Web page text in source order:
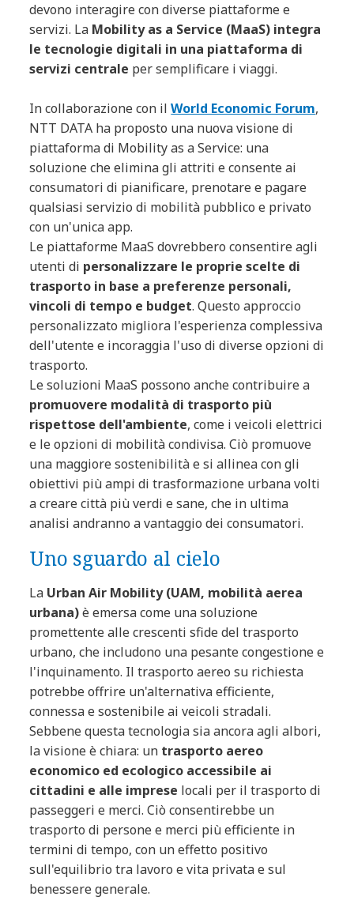
devono interagire con diverse piattaforme e
servizi. La Mobility as a Service (MaaS) integra
le tecnologie digitali in una piattaforma di
servizi centrale per semplificare i viaggi.
In collaborazione con ilWorld Economic Forum,
NTT DATA ha proposto una nuova visione di
piattaforma di Mobility as a Service: una
soluzione che elimina gli attriti e consente ai
consumatori di pianificare, prenotare e pagare
qualsiasi servizio di mobilità pubblico e privato
con un'unica app.
Le piattaforme MaaS dovrebbero consentire agli
utenti di personalizzare le proprie scelte di
trasporto in base a preferenze personali,
vincoli di tempo e budget. Questo approccio
personalizzato migliora l'esperienza complessiva
dell'utente e incoraggia l'uso di diverse opzioni di
trasporto.
Le soluzioni MaaS possono anche contribuire a
promuovere modalità di trasporto più
rispettose dell'ambiente, come i veicoli elettrici
e le opzioni di mobilità condivisa. Ciò promuove
una maggiore sostenibilità e si allinea con gli
obiettivi più ampi di trasformazione urbana volti
a creare città più verdi e sane, che in ultima
analisi andranno a vantaggio dei consumatori.
Uno sguardo al cielo
La Urban Air Mobility (UAM, mobilità aerea
urbana)è emersa come una soluzione
promettente alle crescenti sfide del trasporto
urbano, che includono una pesante congestione e
l'inquinamento. Il trasporto aereo su richiesta
potrebbe offrire un'alternativa efficiente,
connessa e sostenibile ai veicoli stradali.
Sebbene questa tecnologia sia ancora agli albori,
la visione è chiara: un trasporto aereo
economico ed ecologico accessibile ai
cittadini e alle imprese locali per il trasporto di
passeggeri e merci. Ciò consentirebbe un
trasporto di persone e merci più efficiente in
termini di tempo, con un effetto positivo
sull'equilibrio tra lavoro e vita privata e sul
benessere generale.